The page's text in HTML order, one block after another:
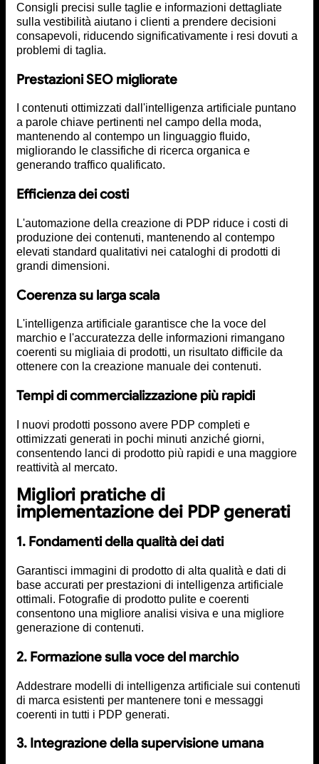
Consigli precisi sulle taglie e informazioni dettagliate
sulla vestibilità aiutano i clienti a prendere decisioni
consapevoli, riducendo significativamente i resi dovuti a
problemi di taglia.
Prestazioni SEO migliorate
I contenuti ottimizzati dall'intelligenza artificiale puntano
a parole chiave pertinenti nel campo della moda,
mantenendo al contempo un linguaggio fluido,
migliorando le classifiche di ricerca organica e
generando traffico qualificato.
Efficienza dei costi
L'automazione della creazione di PDP riduce i costi di
produzione dei contenuti, mantenendo al contempo
elevati standard qualitativi nei cataloghi di prodotti di
grandi dimensioni.
Coerenza su larga scala
L'intelligenza artificiale garantisce che la voce del
marchio e l'accuratezza delle informazioni rimangano
coerenti su migliaia di prodotti, un risultato difficile da
ottenere con la creazione manuale dei contenuti.
Tempi di commercializzazione più rapidi
I nuovi prodotti possono avere PDP completi e
ottimizzati generati in pochi minuti anziché giorni,
consentendo lanci di prodotto più rapidi e una maggiore
reattività al mercato.
Migliori pratiche di
implementazione dei PDP generati
1. Fondamenti della qualità dei dati
Garantisci immagini di prodotto di alta qualità e dati di
base accurati per prestazioni di intelligenza artificiale
ottimali. Fotografie di prodotto pulite e coerenti
consentono una migliore analisi visiva e una migliore
generazione di contenuti.
2. Formazione sulla voce del marchio
Addestrare modelli di intelligenza artificiale sui contenuti
di marca esistenti per mantenere toni e messaggi
coerenti in tutti i PDP generati.
3. Integrazione della supervisione umana